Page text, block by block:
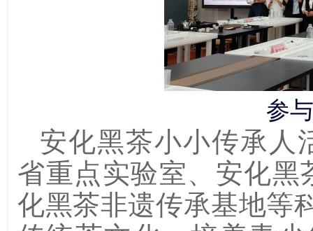
参
安化黑茶小小传承人
省重点实验室、安化黑
化黑茶非遗传承基地等